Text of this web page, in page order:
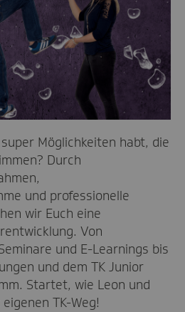
Möglichkeiten habt, die
Durch
und professionelle
wir Euch eine
Von
und E-Learnings bis
und dem TK Junior
Startet, wie Leon und
TK-Weg!